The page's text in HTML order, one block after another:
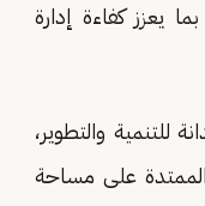
يعزز كفاءة إدارة
للتنمية والتطوير،
إسكان الحجاج الممتدة على مساحة